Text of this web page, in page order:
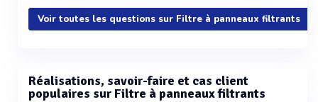
Voir toutes les questions sur Filtre à panneaux filtrants
Réalisations, savoir-faire et cas client
populaires sur Filtre à panneaux filtrants